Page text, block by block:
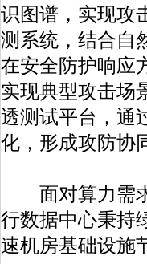
识图谱，实现攻
测系统，结合自
在安全防护响应
实现典型攻击场
透测试平台，通
化，形成攻防协
面对算力需求
行数据中心秉持
速机房基础设施